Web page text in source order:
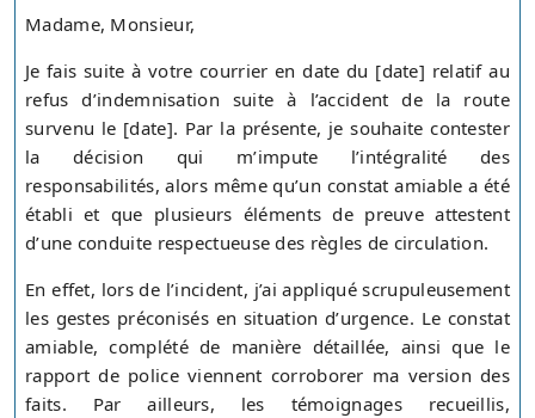
Madame, Monsieur,
Je fais suite à votre courrier en date du [date] relatif au
refus d’indemnisation suite à l’accident de la route
survenu le [date]. Par la présente, je souhaite contester
la décision qui m’impute l’intégralité des
responsabilités, alors même qu’un constat amiable a été
établi et que plusieurs éléments de preuve attestent
d’une conduite respectueuse des règles de circulation.
En effet, lors de l’incident, j’ai appliqué scrupuleusement
les gestes préconisés en situation d’urgence. Le constat
amiable, complété de manière détaillée, ainsi que le
rapport de police viennent corroborer ma version des
faits. Par ailleurs, les témoignages recueillis,